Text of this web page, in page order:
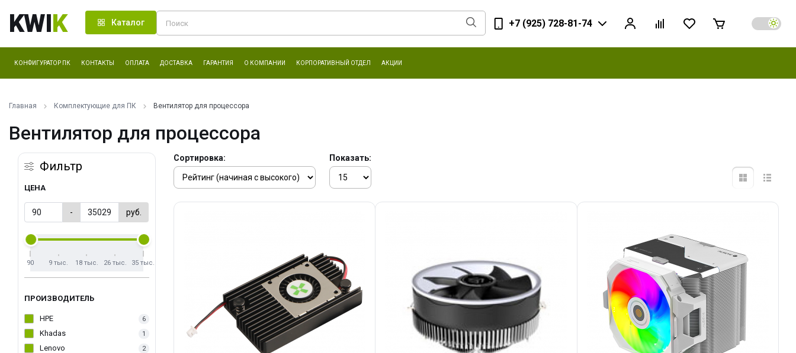
KWIK Каталог +7 (925) 728-81-74
КОНФИГУРАТОР ПК КОНТАКТЫ ОПЛАТА ДОСТАВКА ГАРАНТИЯ О КОМПАНИИ КОРПОРАТИВНЫЙ ОТДЕЛ АКЦИИ
Главная Комплектующие для ПК Вентилятор для процессора
Вентилятор для процессора
Фильтр
ЦЕНА
- руб.
90 9 тыс. 18 тыс. 26 тыс. 35 тыс.
ПРОИЗВОДИТЕЛЬ
HPE 6
Khadas 1
Lenovo 2
Сортировка: Показать: